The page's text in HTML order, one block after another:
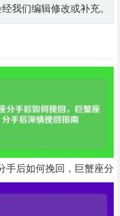
我们编辑修改或补充。
手后如何挽回，巨蟹座分
手后深情挽回指南